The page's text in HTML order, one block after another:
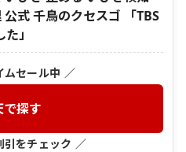
式 千鳥のクセスゴ 「TBS
」
ムセール中 ／
で探す
引をチェック ／